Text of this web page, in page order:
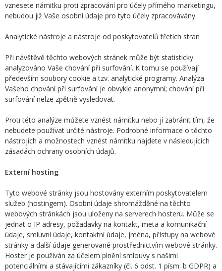
vznesete námitku proti zpracování pro účely přímého marketingu,
nebudou již Vaše osobní údaje pro tyto účely zpracovávány.
Analytické nástroje a nástroje od poskytovatelů třetích stran
Při návštěvě těchto webových stránek může být statisticky
analyzováno Vaše chování při surfování. K tomu se používají
především soubory cookie a tzv. analytické programy. Analýza
Vašeho chování při surfování je obvykle anonymní; chování při
surfování nelze zpětně vysledovat.
Proti této analýze můžete vznést námitku nebo jí zabránit tím, že
nebudete používat určité nástroje. Podrobné informace o těchto
nástrojích a možnostech vznést námitku najdete v následujících
zásadách ochrany osobních údajů.
Externí hosting
Tyto webové stránky jsou hostovány externím poskytovatelem
služeb (hostingem). Osobní údaje shromážděné na těchto
webových stránkách jsou uloženy na serverech hosteru. Může se
jednat o IP adresy, požadavky na kontakt, meta a komunikační
údaje, smluvní údaje, kontaktní údaje, jména, přístupy na webové
stránky a další údaje generované prostřednictvím webové stránky.
Hoster je používán za účelem plnění smlouvy s našimi
potenciálními a stávajícími zákazníky (čl. 6 odst. 1 písm. b GDPR) a